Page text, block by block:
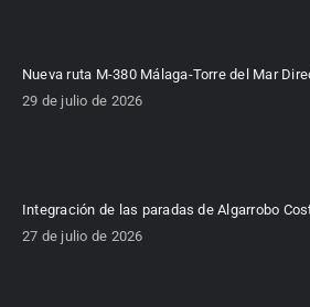
Nueva ruta M-380 Málaga-Torre del Mar
29 de julio de 2026
Integración de las paradas de Algarrobo
27 de julio de 2026